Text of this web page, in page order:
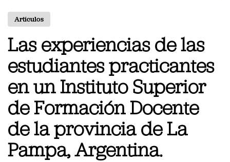
Artículos
Las experiencias de las
estudiantes practicantes
en un Instituto Superior
de Formación Docente
de la provincia de La
Pampa, Argentina.